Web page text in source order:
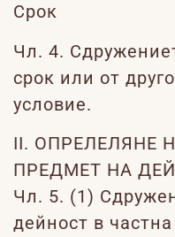
Срок
Чл. 4.
срок или от
условие.
II. ОПРЕЛЕЛЯНЕ
ПРЕДМЕТ НА
Чл. 5. (1)
дейност в